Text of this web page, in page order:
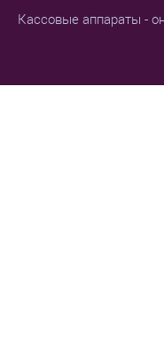
Кассовые аппараты -